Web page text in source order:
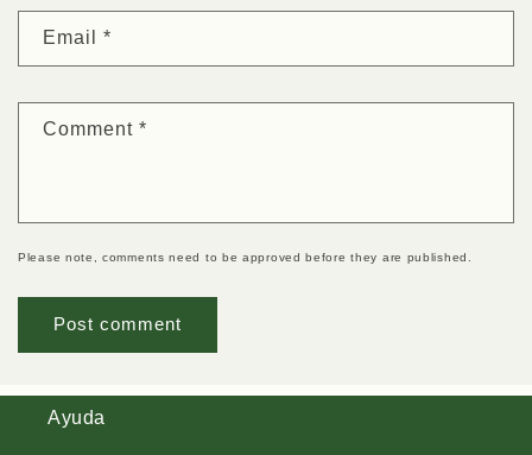
Email *
Comment *
Please note, comments need to be approved before they are published.
Ayuda